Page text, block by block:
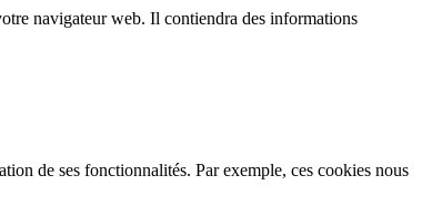
navigateur web. Il contiendra des informations
de ses fonctionnalités. Par exemple, ces cookies nous